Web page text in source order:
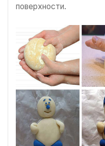
поверхности.